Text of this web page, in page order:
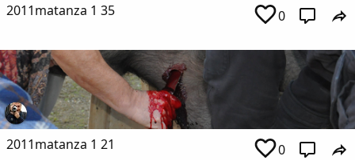
2011matanza 1 35 0
2011matanza 1 21 0